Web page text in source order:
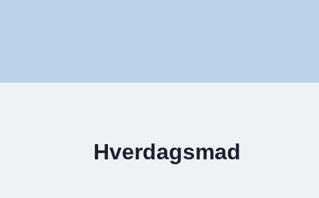
Hverdagsmad